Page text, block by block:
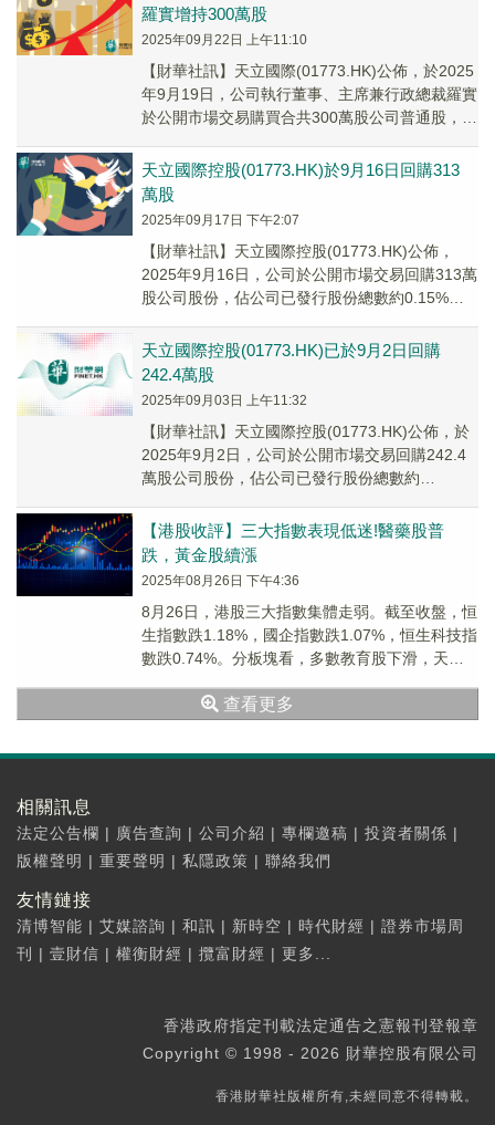
羅實增持300萬股
2025年09月22日 上午11:10
【財華社訊】天立國際(01773.HK)公佈，於2025
年9月19日，公司執行董事、主席兼行政總裁羅實
於公開市場交易購買合共300萬股公司普通股，佔
天立國際控股(01773.HK)於9月16日回購313
萬股
2025年09月17日 下午2:07
【財華社訊】天立國際控股(01773.HK)公佈，
2025年9月16日，公司於公開市場交易回購313萬
股公司股份，佔公司已發行股份總數約0.15%。
天立國際控股(01773.HK)已於9月2日回購
242.4萬股
2025年09月03日 上午11:32
【財華社訊】天立國際控股(01773.HK)公佈，於
2025年9月2日，公司於公開市場交易回購242.4
萬股公司股份，佔公司已發行股份總數約
【港股收評】三大指數表現低迷!醫藥股普
跌，黃金股續漲
2025年08月26日 下午4:36
8月26日，港股三大指數集體走弱。截至收盤，恒
生指數跌1.18%，國企指數跌1.07%，恒生科技指
數跌0.74%。分板塊看，多數教育股下滑，天立
查看更多
相關訊息
法定公告欄 | 廣告查詢 | 公司介紹 | 專欄邀稿 | 投資者關係 |
版權聲明 | 重要聲明 | 私隱政策 | 聯絡我們
友情鏈接
清博智能 | 艾媒諮詢 | 和訊 | 新時空 | 時代財經 | 證券市場周
刊
| 壹財信 | 權衡財經 | 攬富財經 | 更多...
香港政府指定刊載法定通告之憲報刊登報章
Copyright © 1998 - 2026 財華控股有限公司
香港財華社版權所有,未經同意不得轉載。